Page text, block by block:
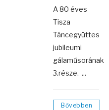
A 80 éves
Tisza
Táncegyüttes
jubileumi
gálaműsorának
3.része. ...
Bővebben